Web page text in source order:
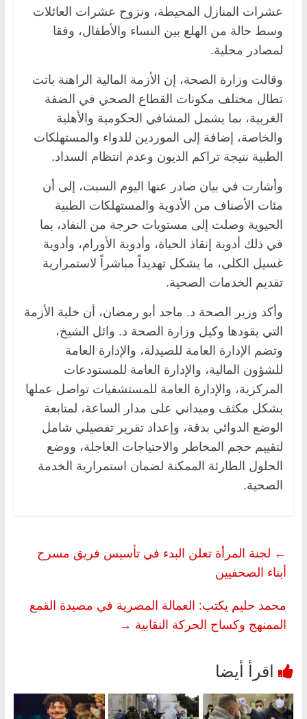
عشرات المنازل المحيطة، ونزوح عشرات العائلات
وسط حالة من الهلع بين النساء والأطفال، وفقا
لمصادر محلية.
وقالت وزارة الصحة، إن الأزمة المالية الراهنة باتت
تطال مختلف مكونات القطاع الصحي في الضفة
الغربية، بما يشمل المشافي الحكومية والأهلية
والخاصة، إضافة إلى الموردين للدواء والمستهلكات
الطبية نتيجة تراكم الديون وعدم انتظام السداد.
وأشارت في بيان صادر عنها اليوم السبت، إلى أن
مئات الأصناف من الأدوية والمستهلكات الطبية
الحيوية وصلت إلى مستويات حرجة من النفاد، بما
في ذلك أدوية إنقاذ الحياة، وأدوية الأورام، وأدوية
غسيل الكلى، ما يشكل تهديداً مباشراً لاستمرارية
تقديم الخدمات الصحية.
وأكد وزير الصحة د. ماجد أبو رمضان، أن خلية الأزمة
التي يقودها وكيل وزارة الصحة د. وائل الشيخ،
وتضم الإدارة العامة للصيدلة، والإدارة العامة
للشؤون المالية، والإدارة العامة للمستودعات
المركزية، والإدارة العامة للمستشفيات تواصل عملها
بشكل مكثف وميداني على مدار الساعة، لمتابعة
الوضع الدوائي بدقة، وإعداد تقرير تفصيلي شامل
لتقييم حجم المخاطر والاحتياجات العاجلة، ووضع
الحلول الطارئة الممكنة لضمان استمرارية الخدمة
الصحية.
← لجنة المرأة تعلن البدء في تأسيس فريق مسرح
أبناء الصحفيين
محمد حليم يكتب: العمالة المصرية في مصيدة القمع
الممنهج وكساح الحركة النقابية →